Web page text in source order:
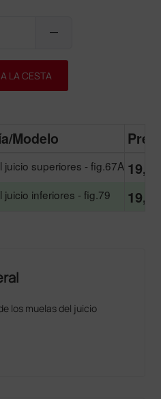
remove
LA CESTA
Modelo
juicio superiores - fig.67A
juicio inferiores - fig.79
los muelas del juicio